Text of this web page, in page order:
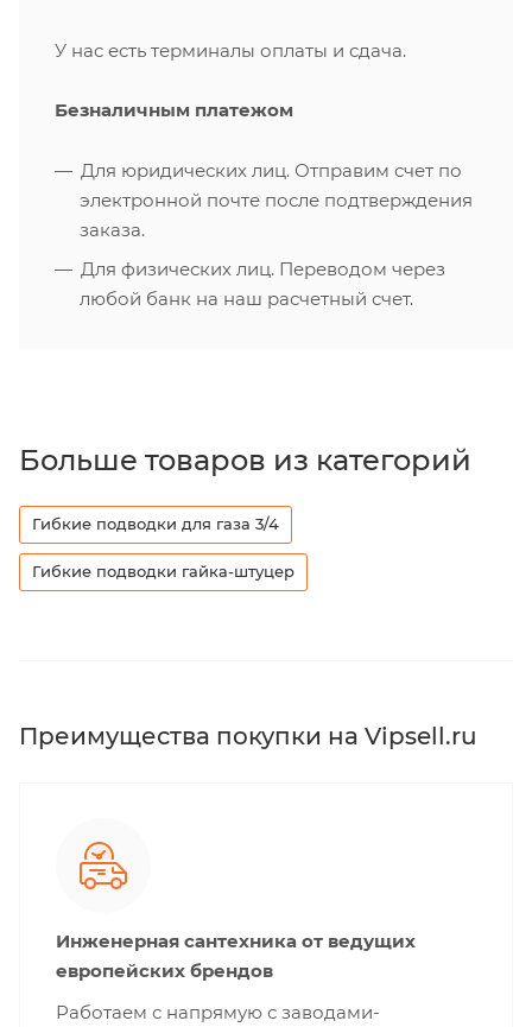
У нас есть терминалы оплаты и сдача.
Безналичным платежом
Для юридических лиц. Отправим счет по
электронной почте после подтверждения
заказа.
Для физических лиц. Переводом через
любой банк на наш расчетный счет.
Больше товаров из категорий
Гибкие подводки для газа 3/4
Гибкие подводки гайка-штуцер
Преимущества покупки на Vipsell.ru
Инженерная сантехника от ведущих
европейских брендов
Работаем с напрямую с заводами-